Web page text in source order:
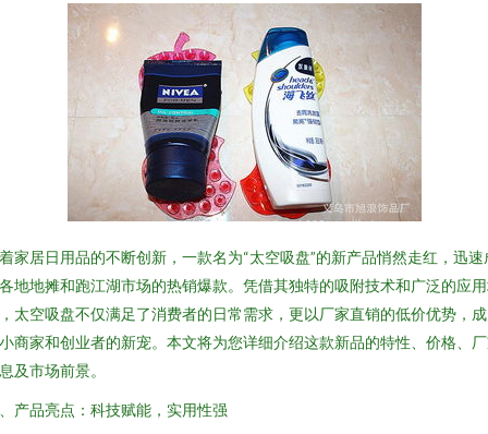
家居日用品的不断创新，一款名为“太空吸盘”的新产品悄然走红，迅速
地地摊和跑江湖市场的热销爆款。凭借其独特的吸附技术和广泛的应
太空吸盘不仅满足了消费者的日常需求，更以厂家直销的低价优势，
商家和创业者的新宠。本文将为您详细介绍这款新品的特性、价格、
及市场前景。
产品亮点：科技赋能，实用性强